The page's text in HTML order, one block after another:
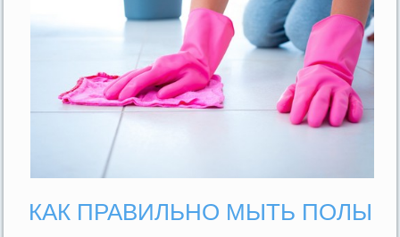
КАК ПРАВИЛЬНО МЫТЬ ПОЛЫ